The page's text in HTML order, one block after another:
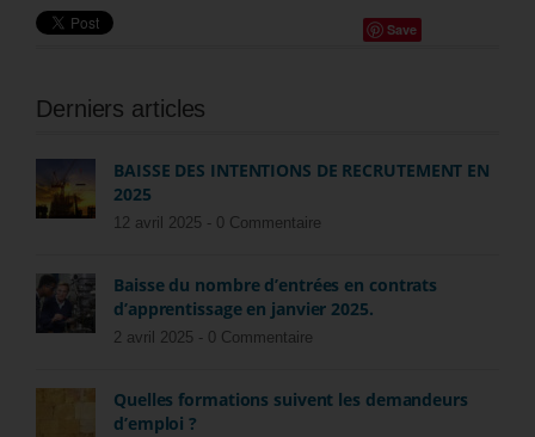
Save
Derniers articles
BAISSE DES INTENTIONS DE RECRUTEMENT EN
2025
12 avril 2025 - 0 Commentaire
Baisse du nombre d’entrées en contrats
d’apprentissage en janvier 2025.
2 avril 2025 - 0 Commentaire
Quelles formations suivent les demandeurs
d’emploi ?